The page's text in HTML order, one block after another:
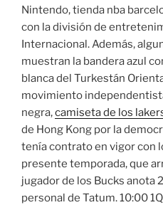
Nintendo, tienda nba
con la división de
Internacional. Además,
muestran la bandera azul
blanca del Turkestán
movimiento
negra,camiseta de los
de Hong Kong por la
tenía contrato en vigor con
presente temporada, que
jugador de los Bucks anota
personal de Tatum. 10:00